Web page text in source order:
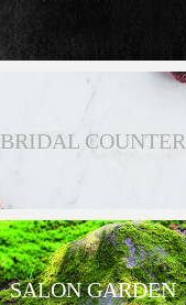
BRIDAL COUNTER
SALON GARDEN